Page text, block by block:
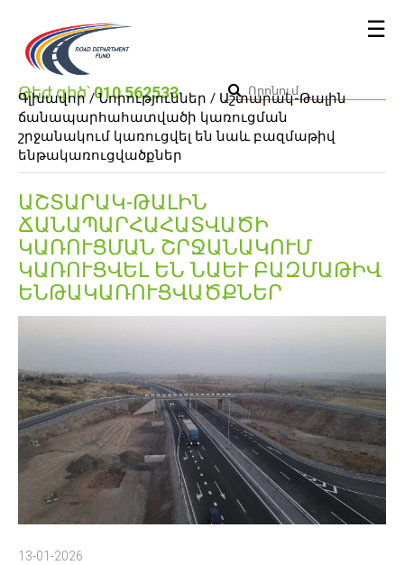
☰
Թեժ գիծ՝010 562533
Գլխավոր / Նորություններ / Աշտարակ-Թալին
ճանապարհահատվածի կառուցման
շրջանակում կառուցվել են նաև բազմաթիվ
ենթակառուցվածքներ
ԱՇՏԱՐԱԿ-ԹԱԼԻՆ
ՃԱՆԱՊԱՐՀԱՀԱՏՎԱԾԻ
ԿԱՌՈՒՑՄԱՆ ՇՐՋԱՆԱԿՈՒՄ
ԿԱՌՈՒՑՎԵԼ ԵՆ ՆԱԵՒ ԲԱԶՄԱԹԻՎ Ե
ՆԹԱԿԱՌՈՒՑՎԱԾՔՆԵՐ
13-01-2026